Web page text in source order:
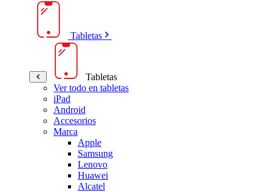
Tabletas
Tabletas
Ver todo en tabletas
iPad
Android
Accesorios
Marca
Apple
Samsung
Lenovo
Huawei
Alcatel